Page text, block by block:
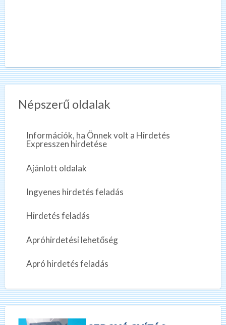
Népszerű oldalak
Információk, ha Önnek volt a Hirdetés
Expresszen hirdetése
Ajánlott oldalak
Ingyenes hirdetés feladás
Hirdetés feladás
Apróhirdetési lehetőség
Apró hirdetés feladás